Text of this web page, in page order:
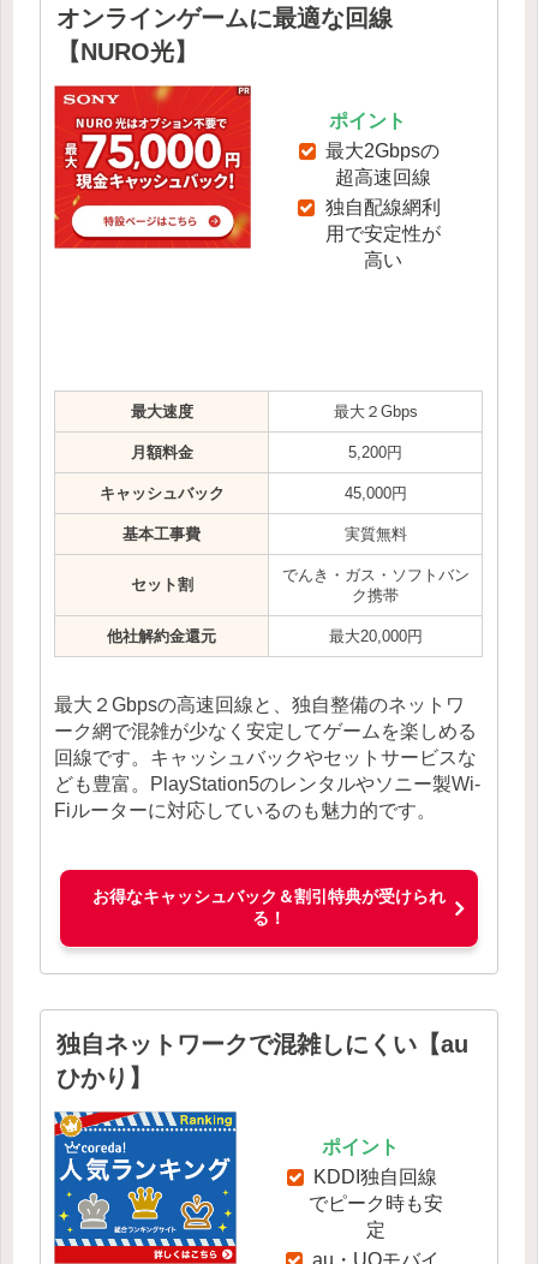
オンラインゲームに最適な回線
【NURO光】
ポイント
最大2Gbpsの
超高速回線
独自配線網利
用で安定性が
高い
最大速度 最大２Gbps
月額料金 5,200円
キャッシュバック 45,000円
基本工事費 実質無料
セット割
でんき・ガス・ソフトバン
ク携帯
他社解約金還元 最大20,000円
最大２Gbpsの高速回線と、独自整備のネットワ
ーク網で混雑が少なく安定してゲームを楽しめる
回線です。キャッシュバックやセットサービスな
ども豊富。PlayStation5のレンタルやソニー製Wi-
Fiルーターに対応しているのも魅力的です。
お得なキャッシュバック＆割引特典が受けられ
る！
独自ネットワークで混雑しにくい【au
ひかり】
ポイント
KDDI独自回線
でピーク時も安
定